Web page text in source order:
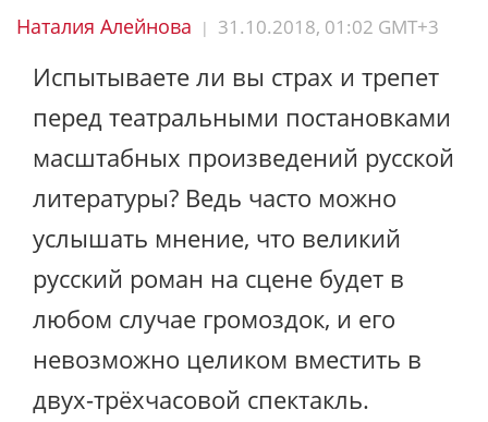
Наталия Алейнова | 31.10.2018, 01:02 GMT+3
Испытываете ли вы страх и трепет
перед театральными постановками
масштабных произведений русской
литературы? Ведь часто можно
услышать мнение, что великий
русский роман на сцене будет в
любом случае громоздок, и его
невозможно целиком вместить в
двух-трёхчасовой спектакль.